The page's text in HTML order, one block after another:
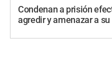
Condenan a prisión
agredir y amenazar a